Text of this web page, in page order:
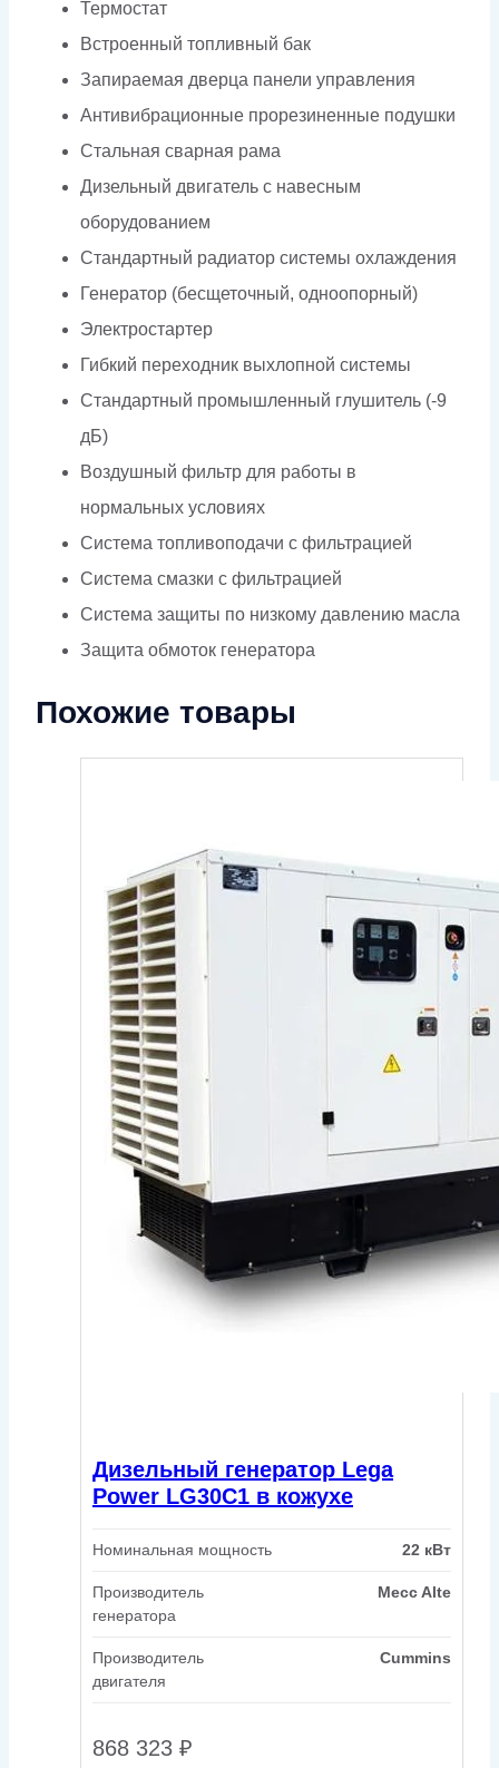
Термостат
Встроенный топливный бак
Запираемая дверца панели управления
Антивибрационные прорезиненные подушки
Стальная сварная рама
Дизельный двигатель с навесным
оборудованием
Стандартный радиатор системы охлаждения
Генератор (бесщеточный, одноопорный)
Электростартер
Гибкий переходник выхлопной системы
Стандартный промышленный глушитель (-9
дБ)
Воздушный фильтр для работы в
нормальных условиях
Система топливоподачи с фильтрацией
Система смазки с фильтрацией
Система защиты по низкому давлению масла
Защита обмоток генератора
Похожие товары
Дизельный генератор Lega
Power LG30C1 в кожухе
Номинальная мощность 22 кВт
Производитель
генератора
Mecc Alte
Производитель
двигателя
Cummins
868 323 ₽